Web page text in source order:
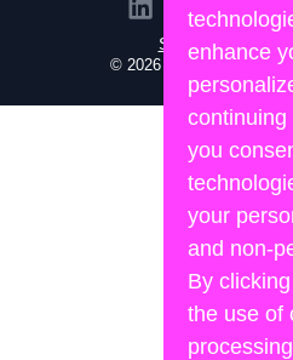
© 2026 Human Portage.
Site propulsé
enhance
continuing
you
your
and non-
By
the use of